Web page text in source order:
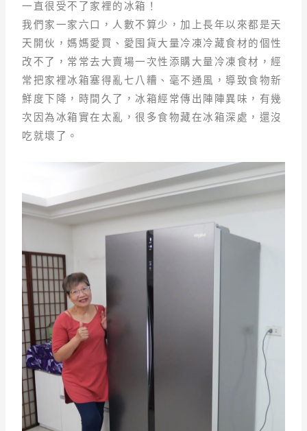
一直很受不了家裡的冰箱！
我們家一家六口，人數不算少，加上長年以來都是天
天開伙，媽媽愛買、愛囤貨大量冷凍冷藏食材的個性
改不了，常常去大賣場一次性添購大量冷凍食材，經
常把家裡冰箱塞得亂七八糟、毫不通風，導致食物新
鮮度下降，時間久了，冰箱經常傳出陣陣異味，有幾
次因為冰箱實在太亂，很多食物藏在冰箱深處，還沒
吃就壞了。